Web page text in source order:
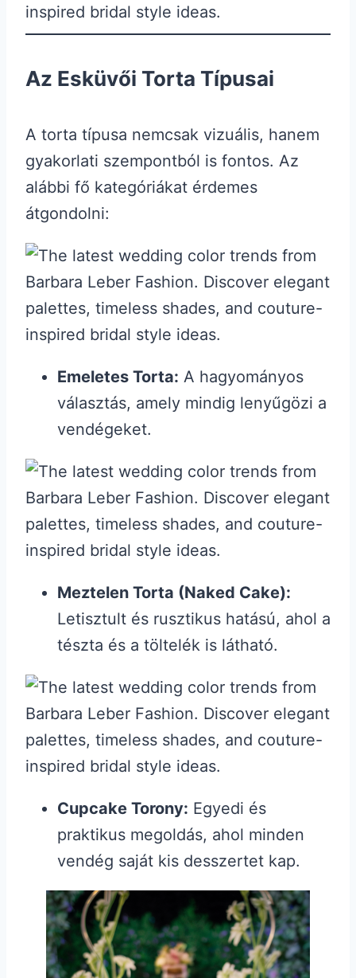
Az Esküvői Torta Típusai
A torta típusa nemcsak vizuális, hanem
gyakorlati szempontból is fontos. Az
alábbi fő kategóriákat érdemes
átgondolni:
Emeletes Torta: A hagyományos
választás, amely mindig lenyűgözi a
vendégeket.
Meztelen Torta (Naked Cake):
Letisztult és rusztikus hatású, ahol a
tészta és a töltelék is látható.
Cupcake Torony: Egyedi és
praktikus megoldás, ahol minden
vendég saját kis desszertet kap.